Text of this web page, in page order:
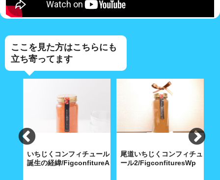
ここを見た方はこちらにも
立ち寄ってます
いちじくコンフィチュール
誕生の経緯/FigconfitureA
尾道いちじくコンフィチュ
ール2/FigconfituresWp